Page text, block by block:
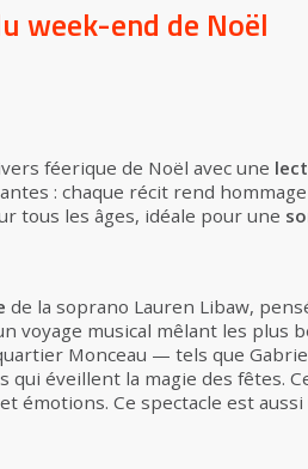
week-end de Noël
féerique de Noël avec une
: chaque récit rend
tous les âges, idéale pour une
de la soprano Lauren Libaw,
voyage musical mêlant les plus
Monceau — tels que
éveillent la magie des fêtes.
émotions. Ce spectacle est